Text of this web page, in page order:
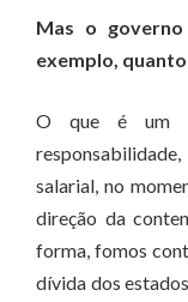
Mas o
exemplo,
O que é um
salarial, no
direção da
forma, fomos
dívida dos